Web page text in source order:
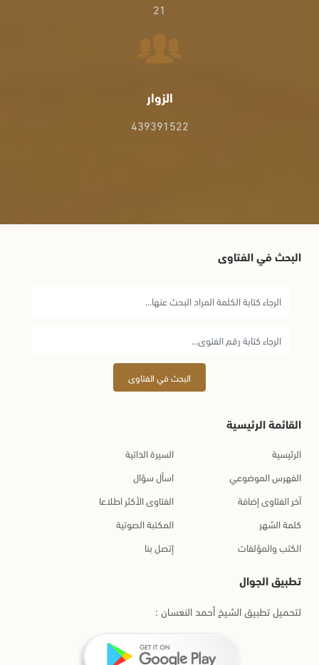
21
الزوار
439391522
البحث في الفتاوى
البحث في الفتاوى
القائمة الرئيسية
الرئيسية
السيرة الذاتية
الفهرس الموضوعي
اسأل سؤال
آخر الفتاوى إضافة
الفتاوى الأكثر اطلاعا
كلمة الشهر
المكتبة الصوتية
الكتب والمؤلفات
إتصل بنا
تطبيق الجوال
لتحميل تطبيق الشيخ أحمد النعسان :